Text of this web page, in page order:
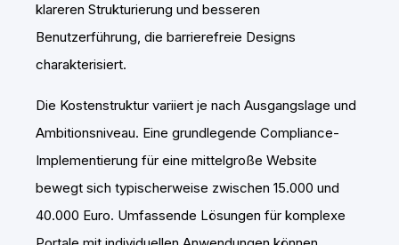
klareren Strukturierung und besseren
Benutzerführung, die barrierefreie Designs
charakterisiert.
Die Kostenstruktur variiert je nach Ausgangslage und
Ambitionsniveau. Eine grundlegende Compliance-
Implementierung für eine mittelgroße Website
bewegt sich typischerweise zwischen 15.000 und
40.000 Euro. Umfassende Lösungen für komplexe